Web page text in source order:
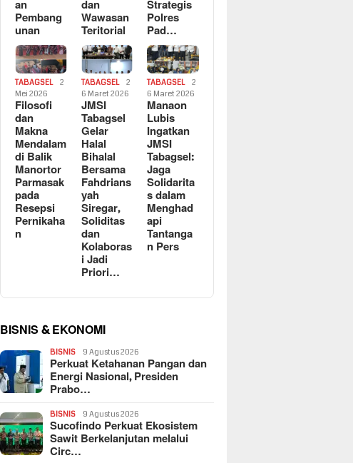
an
Pembang
unan
dan
Wawasan
Teritorial
Strategis
Polres
Pad…
TABAGSEL
2
Mei 2026
Filosofi
dan
Makna
Mendalam
di Balik
Manortor
Parmasak
pada
Resepsi
Pernikaha
n
TABAGSEL
2
6 Maret 2026
JMSI
Tabagsel
Gelar
Halal
Bihalal
Bersama
Fahdrians
yah
Siregar,
Soliditas
dan
Kolaboras
i Jadi
Priori…
TABAGSEL
2
6 Maret 2026
Manaon
Lubis
Ingatkan
JMSI
Tabagsel:
Jaga
Solidarita
s dalam
Menghad
api
Tantanga
n Pers
BISNIS & EKONOMI
BISNIS 9 Agustus 2026
Perkuat Ketahanan Pangan dan
Energi Nasional, Presiden
Prabo…
BISNIS 9 Agustus 2026
Sucofindo Perkuat Ekosistem
Sawit Berkelanjutan melalui
Circ…